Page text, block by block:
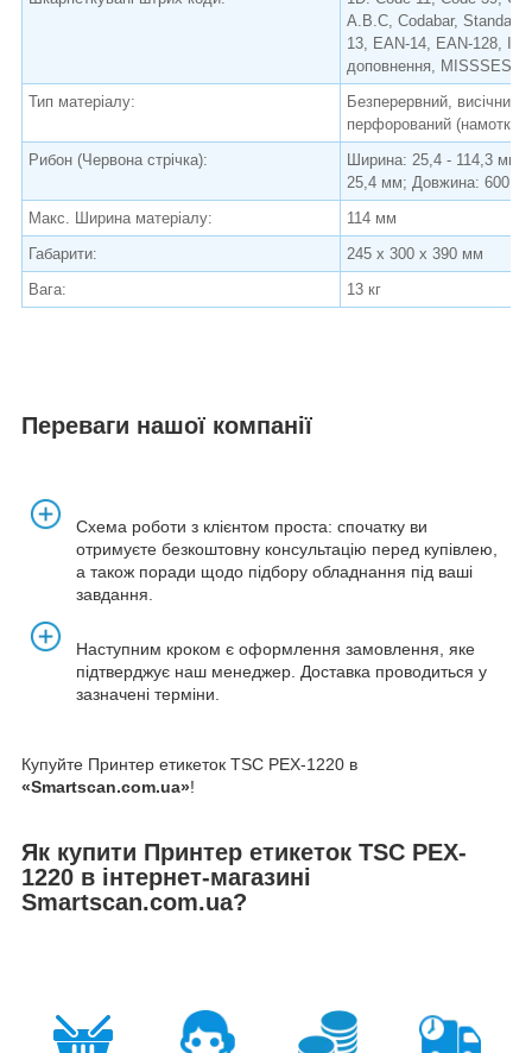
A.B.C, Codabar,
13, EAN-14, EAN-128,
доповнення,
Тип матеріалу:
Безперервний,
перфорований (намотка
Рибон (Червона стрічка):
Ширина: 25,4 - 114,3 мм;
25,4 мм; Довжина: 600 м;
Макс. Ширина матеріалу:
114 мм
Габарити:
245 x 300 x 390 мм
Вага:
13 кг
Переваги нашої компанії
Схема роботи з клієнтом проста: спочатку ви
отримуєте безкоштовну консультацію перед купівлею,
а також поради щодо підбору обладнання під ваші
завдання.
Наступним кроком є оформлення замовлення, яке
підтверджує наш менеджер. Доставка проводиться у
зазначені терміни.
Купуйте Принтер етикеток TSC PEX-1220 в
«Smartscan.com.ua»!
Як купити Принтер етикеток TSC PEX-
1220 в інтернет-магазині
Smartscan.com.ua?